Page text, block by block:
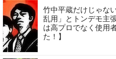
竹中平蔵だけじゃな
乱用」とトンデモ主
は高プロでなく使用
た！】